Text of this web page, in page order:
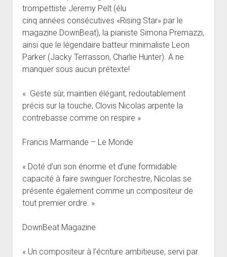
trompettiste Jeremy Pelt (élu
cinq années consécutives «Rising Star» par le
magazine DownBeat), la pianiste Simona Premazzi,
ainsi que le légendaire batteur minimaliste Leon
Parker (Jacky Terrasson, Charlie Hunter). A ne
manquer sous aucun prétexte!
« Geste sûr, maintien élégant, redoutablement
précis sur la touche, Clovis Nicolas arpente la
contrebasse comme on respire »
Francis Marmande – Le Monde
« Doté d’un son énorme et d’une formidable
capacité à faire swinguer l’orchestre, Nicolas se
présente également comme un compositeur de
tout premier ordre. »
DownBeat Magazine
« Un compositeur à l’écriture ambitieuse, servi par